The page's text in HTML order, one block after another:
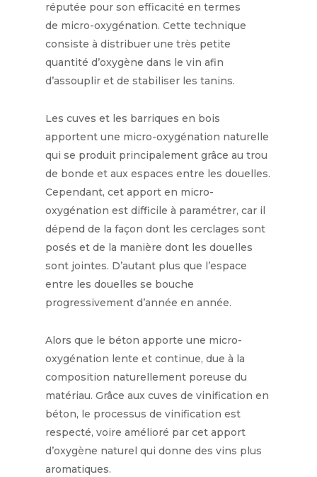
réputée pour son efficacité en termes
de micro-oxygénation. Cette technique
consiste à distribuer une très petite
quantité d’oxygène dans le vin afin
d’assouplir et de stabiliser les tanins.
Les cuves et les barriques en bois
apportent une micro-oxygénation naturelle
qui se produit principalement grâce au trou
de bonde et aux espaces entre les douelles.
Cependant, cet apport en micro-
oxygénation est difficile à paramétrer, car il
dépend de la façon dont les cerclages sont
posés et de la manière dont les douelles
sont jointes. D’autant plus que l’espace
entre les douelles se bouche
progressivement d’année en année.
Alors que le béton apporte une micro-
oxygénation lente et continue, due à la
composition naturellement poreuse du
matériau. Grâce aux cuves de vinification en
béton, le processus de vinification est
respecté, voire amélioré par cet apport
d’oxygène naturel qui donne des vins plus
aromatiques.